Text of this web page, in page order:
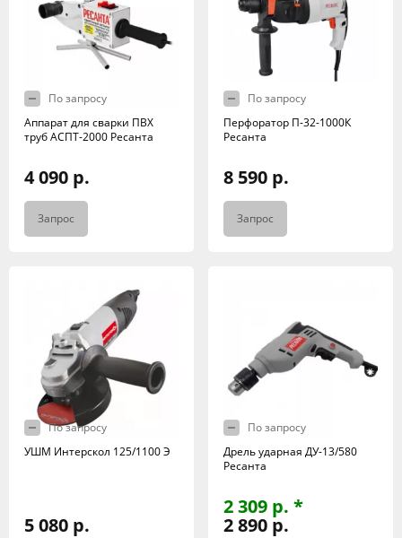
По запросу
Аппарат для сварки ПВХ
труб АСПТ-2000 Ресанта
4 090 р.
Запрос
По запросу
Перфоратор П-32-1000К
Ресанта
8 590 р.
Запрос
По запросу
УШМ Интерскол 125/1100 Э
5 080 р.
По запросу
Дрель ударная ДУ-13/580
Ресанта
2 309 р. *
2 890 р.